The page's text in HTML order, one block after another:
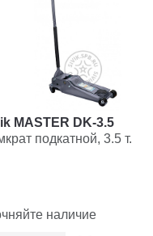
MASTER DK-3.5
подкатной, 3.5 т.
наличие